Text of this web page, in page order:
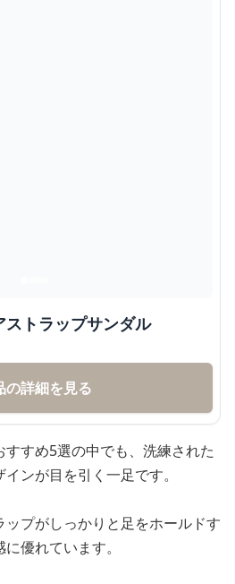
トラップサンダル
の詳細を見る
すめ5選の中でも、洗練された
ンが目を引く一足です。
プがしっかりと足をホールドす
優れています。